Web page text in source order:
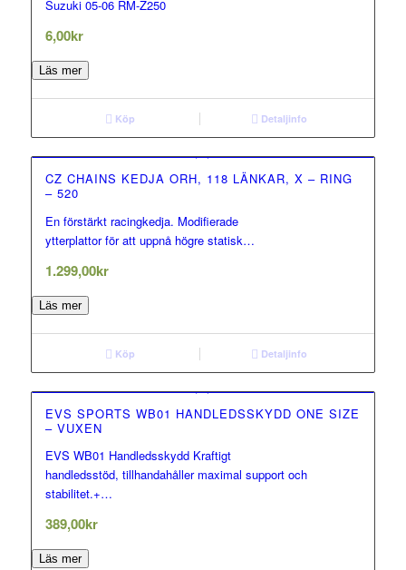
Suzuki 05-06 RM-Z250
6,00kr
Läs mer
Köp Detaljinfo
CZ CHAINS KEDJA ORH, 118 LÄNKAR, X – RING
– 520
En förstärkt racingkedja. Modifierade
ytterplattor för att uppnå högre statisk…
1.299,00kr
Läs mer
Köp Detaljinfo
EVS SPORTS WB01 HANDLEDSSKYDD ONE SIZE
– VUXEN
out of 5
EVS WB01 Handledsskydd Kraftigt
handledsstöd, tillhandahåller maximal support och
stabilitet.+…
389,00kr
Läs mer